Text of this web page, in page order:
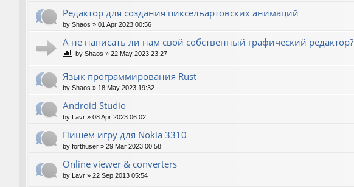
Редактор для создания пиксельартовских анимаций
by Shaos » 01 Apr 2023 00:56
А не написать ли нам свой собственный графический редактор?
by Shaos » 22 May 2023 23:27
Язык программирования Rust
by Shaos » 18 May 2023 19:32
Android Studio
by Lavr » 08 Apr 2023 06:02
Пишем игру для Nokia 3310
by forthuser » 29 Mar 2023 00:58
Online viewer & converters
by Lavr » 22 Sep 2013 05:54